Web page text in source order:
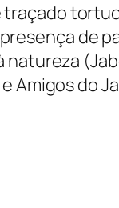
traçado
de
natureza
Amigos do